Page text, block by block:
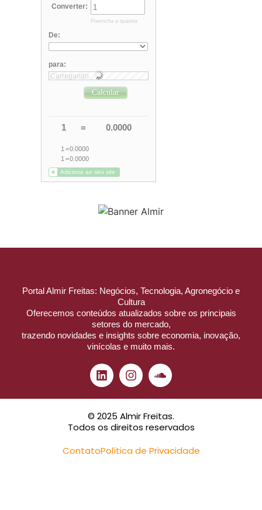
Portal Almir Freitas: Negócios, Tecnologia, Agronegócio e
Cultura
Oferecemos conteúdos atualizados sobre os principais
setores do mercado,
trazendo novidades e insights sobre economia, inovação,
vinícolas e muito mais.
© 2025 Almir Freitas.
Todos os direitos reservados
ContatoPolítica de Privacidade